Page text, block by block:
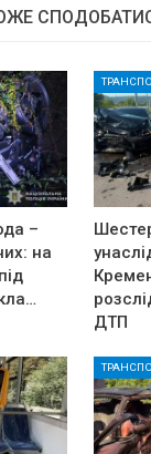
–
на
ДТП